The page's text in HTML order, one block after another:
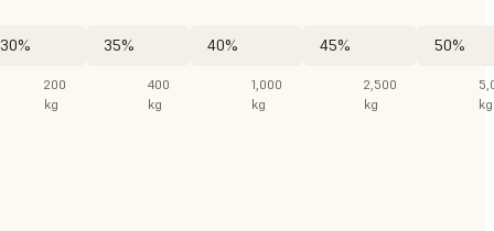
30%
200
kg
35%
400
kg
40%
1,000
kg
45%
2,500
kg
50%
kg